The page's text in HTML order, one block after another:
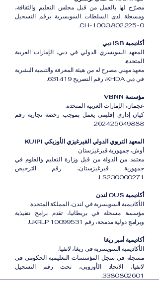
مصرّح لها بالعمل من قبل مجلس التعليم والثقافة،
ومسجلة لدى السلطات السويسرية برقم التسجيل
CH-100.3.802.225-0.
أكاديمية ISB دبي
المعهد السويسري الدولي في دبي، الإمارات العربية
المتحدة.
معهد مهني مصرح له من هيئة المعرفة والتنمية البشرية
في دبي KHDA، رقم التصريح 631419.
مؤسسة VBNN
عجمان، الإمارات العربية المتحدة.
كيان إداري إقليمي يعمل بموجب رخصة تجارية رقم
262425649888.
المعهد التربوي الدولي القيرغيزي الأوزبكي KUIPI
أوش، جمهورية قيرغيزستان
معتمد من الدولة من قبل وزارة التعليم والعلوم في
جمهورية قيرغيزستان، رقم الترخيص
LS230000271.
أكاديمية OUS لندن
الأكاديمية السويسرية في لندن، المملكة المتحدة.
مؤسسة مسجلة في بريطانيا، تقدم برامج تنفيذية
وبرامج دولية مدمجة، رقم UKRLP 10099531.
أكاديمية أمبر ريغا
الأكاديمية السويسرية في ريغا، لاتفيا.
مسجلة في سجل المؤسسات التعليمية الحكومي في
لاتفيا، الاتحاد الأوروبي، تحت رقم التسجيل
3380802601.